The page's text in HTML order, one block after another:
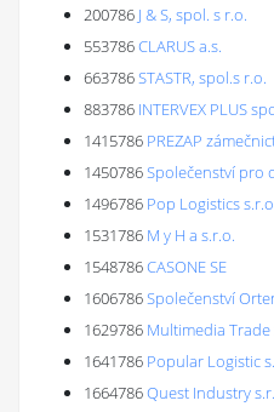
200786 J & S, spol. s r.o.
553786CLARUS a.s.
663786STASTR, spol.s r.o.
883786 INTERVEX PLUS
1415786 PREZAP
1450786Společenství pro
1496786 Pop Logistics
1531786 M y H a s.r.o.
1548786CASONE SE
1606786Společenství
1629786 Multimedia Trade
1641786 Popular Logistic
1664786Quest Industry